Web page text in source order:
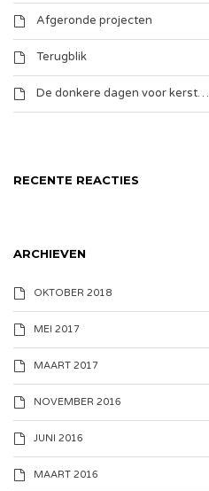
Afgeronde projecten
Terugblik
De donkere dagen voor kerst…
RECENTE REACTIES
ARCHIEVEN
OKTOBER 2018
MEI 2017
MAART 2017
NOVEMBER 2016
JUNI 2016
MAART 2016